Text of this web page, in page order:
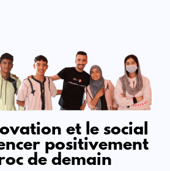
et le social
positivement
de demain